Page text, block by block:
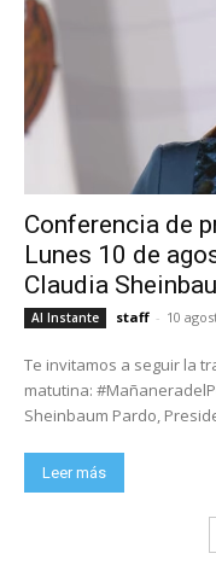
Conferencia de
Lunes 10 de
Claudia
Al Instante staff - 10
Te invitamos a seguir la
matutina:
Sheinbaum Pardo,
Leer más